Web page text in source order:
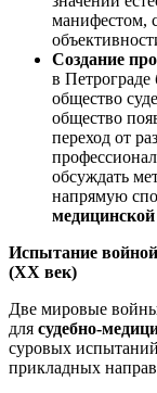
манифестом,
Создание
в Петрограде
общество
общество
переход от
обсуждать
напрямую
Испытание
(XX век)
Две мировые
для судебно-
суровых
прикладных